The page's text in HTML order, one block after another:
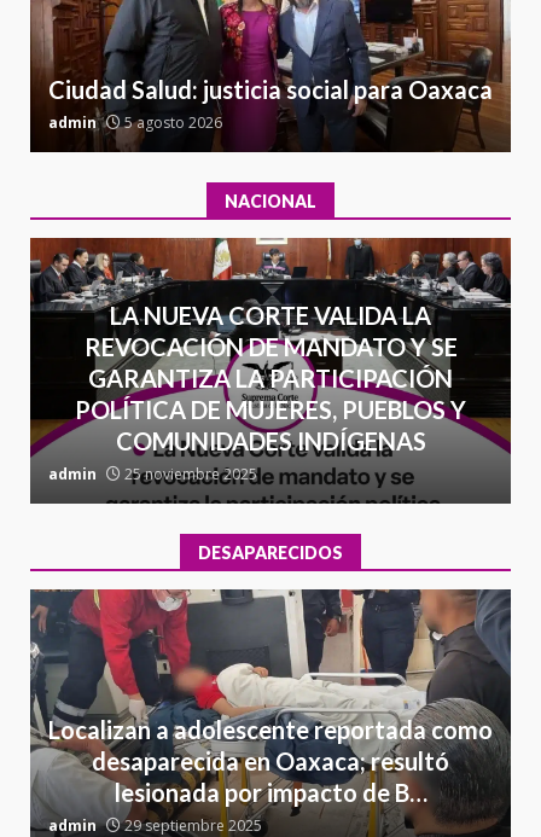
7
Cuacnopalan
26 junio 2026
Ciudad Salud: justicia social para Oaxaca
admin 5 agosto 2026
NACIONAL
LA NUEVA CORTE VALIDA LA
REVOCACIÓN DE MANDATO Y SE
GARANTIZA LA PARTICIPACIÓN
POLÍTICA DE MUJERES, PUEBLOS Y
COMUNIDADES INDÍGENAS
admin 25 noviembre 2025
DESAPARECIDOS
Localizan a adolescente reportada como
desaparecida en Oaxaca; resultó
lesionada por impacto de B…
admin 29 septiembre 2025